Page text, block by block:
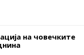
на човечките